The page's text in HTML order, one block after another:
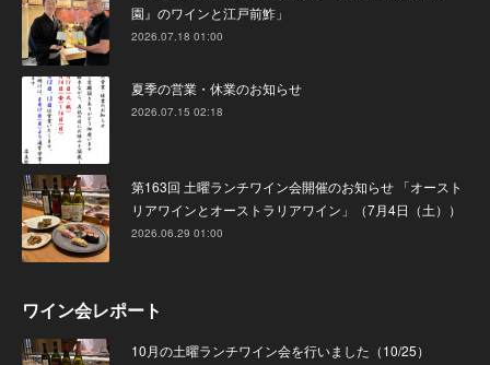
園』のワインと江戸前鮓」
2026.07.18 01:00
夏季の営業・休業のお知らせ
2026.07.15 02:18
第163回 土曜ランチワイン会開催のお知らせ 「オースト
リアワインとオーストラリアワイン」（7月4日（土））
2026.06.29 01:00
ワイン会レポート
10月の土曜ランチワイン会を行いました（10/25）